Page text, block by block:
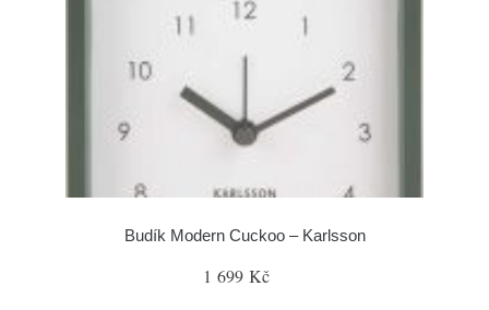
Budík Modern Cuckoo – Karlsson
1 699 Kč